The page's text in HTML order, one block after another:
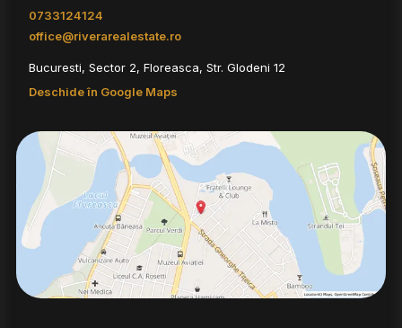
0733124124
office@riverarealestate.ro
Bucuresti, Sector 2, Floreasca, Str. Glodeni 12
Deschide în Google Maps